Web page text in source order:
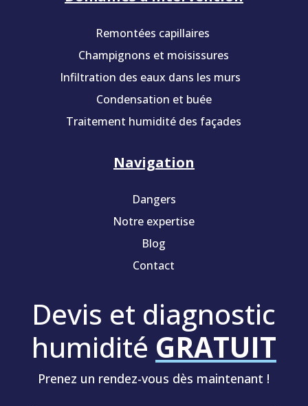
Remontées capillaires
Champignons et moisissures
Infiltration des eaux dans les murs
Condensation et buée
Traitement humidité des façades
Navigation
Dangers
Notre expertise
Blog
Contact
Devis et diagnostic
humidité GRATUIT
Prenez un rendez-vous dès maintenant !